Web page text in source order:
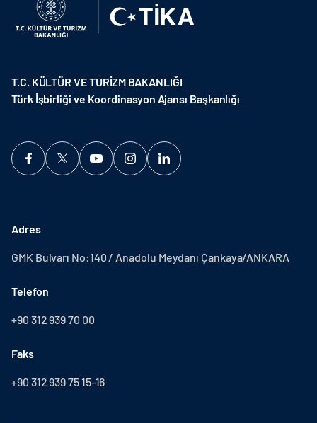
T.C. KÜLTÜR VE TURİZM BAKANLIĞI
Türk İşbirliği ve Koordinasyon Ajansı Başkanlığı
Adres
GMK Bulvarı No:140 / Anadolu Meydanı Çankaya/ANKARA
Telefon
+90 312 939 70 00
Faks
+90 312 939 75 15-16